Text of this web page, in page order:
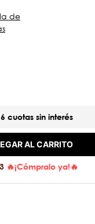
de
6 cuotas sin interés
AL CARRITO
3🔥¡Cómpralo ya!🔥